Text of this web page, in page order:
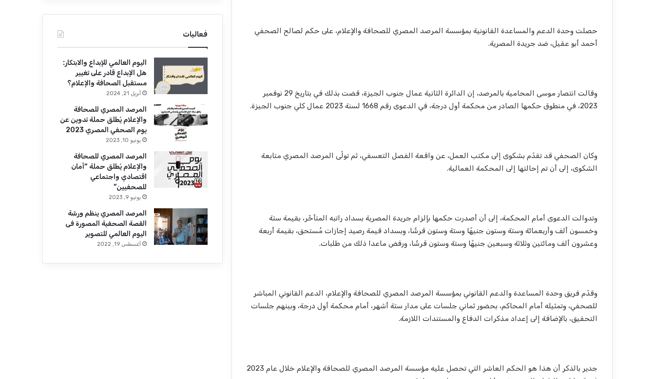
حصلت وحدة الدعم والمساعدة القانونية بمؤسسة المرصد المصري للصحافة والإعلام، على حكم لصالح الصحفي
أحمد أبو عقيل، ضد جريدة المصرية.
وقالت انتصار موسى المحامية بالمرصد، إن الدائرة الثانية عمال جنوب الجيزة، قضت بذلك في بتاريخ 29 نوفمبر
2023، في منطوق حكمها الصادر من محكمة أول درجة، في الدعوى رقم 1668 لسنة 2023 عمال كلي جنوب الجيزة.
وكان الصحفي قد تقدّم بشكوى إلى مكتب العمل، عن واقعة الفصل التعسفي، ثم تولّى المرصد المصري متابعة
الشكوى، إلى أن تم إحالتها إلى المحكمة العمالية.
وتدوالت الدعوى أمام المحكمة، إلى أن أصدرت حكمها بإلزام جريدة المصرية بسداد راتبه المتأخّر، بقيمة ستة
وخمسون ألف وأربعمائة وستة وستون جنيهًا وستة وستون قرشًا، وبسداد قيمة رصيد إجازات مُستحق، بقيمة أربعة
وعشرون ألف ومائتين وثلاثة وسبعين جنيهًا وستة وستون قرشًا، ورفض ماعدا ذلك من طلبات.
وقدّم فريق وحدة المساعدة والدعم القانوني بمؤسسة المرصد المصري للصحافة والإعلام، الدعم القانوني المباشر
للصحفي، وتمثيله أمام المحاكم، بحضور ثماني جلسات على مدار ستة أشهر، أمام محكمة أول درجة، وبينهم جلسات
التحقيق، بالإضافة إلى إعداد مذكرات الدفاع والمستندات اللازمة.
جدير بالذكر أن هذا هو الحكم العاشر التي تحصل عليه مؤسسة المرصد المصري للصحافة والإعلام خلال عام 2023
فعاليات
اليوم العالمي للإبداع والابتكار:
هل الإبداع قادر على تغيير
مستقبل الصحافة والإعلام؟
أبريل 21, 2024
المرصد المصري للصحافة
والإعلام يُطلق حملة تدوين عن
يوم الصحفي المصري 2023
يونيو 10, 2023
المرصد المصري للصحافة
والإعلام يُطلق حملة “أمان
اقتصادي واجتماعي
للصحفيين”
يونيو 9, 2023
المرصد المصري ينظم ورشة
القصة الصحفية المصورة فى
اليوم العالمي للتصوير
أغسطس 19, 2022